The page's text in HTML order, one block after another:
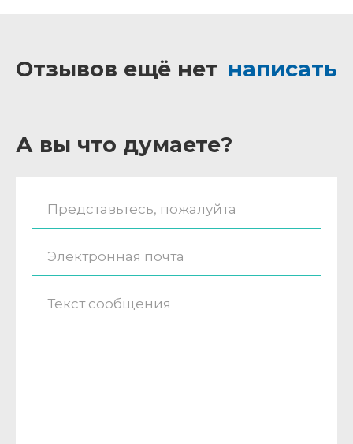
Отзывов ещё нет написать
А вы что думаете?